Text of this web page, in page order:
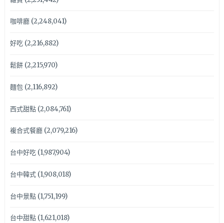
咖啡廳(2,248,041)
好吃(2,216,882)
鬆餅(2,215,970)
麵包(2,116,892)
西式甜點(2,084,761)
複合式餐廳(2,079,216)
台中好吃(1,987,904)
台中韓式(1,908,018)
台中景點(1,751,199)
台中甜點(1,621,018)